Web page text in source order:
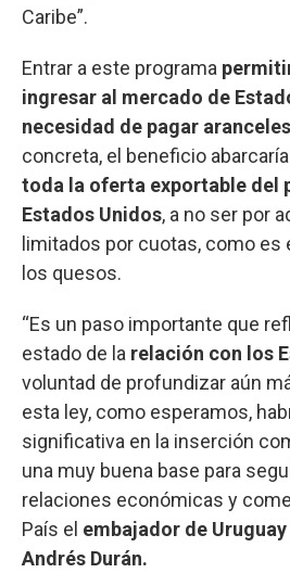
Caribe”.
Entrar a este programa
ingresar al mercado de
necesidad de pagar aranceles
concreta, el beneficio
toda la oferta exportable del
Estados Unidos, a no ser por
limitados por cuotas, como es
los quesos.
“Es un paso importante que
estado de la relación con los
voluntad de profundizar aún
esta ley, como esperamos,
significativa en la inserción
una muy buena base para
relaciones económicas y
País el embajador de
Andrés Durán.